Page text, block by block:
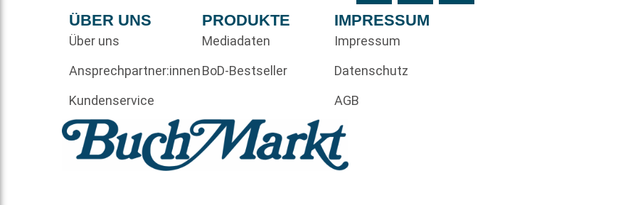
ÜBER UNS
Über uns
Ansprechpartner:innen
Kundenservice
PRODUKTE
Mediadaten
BoD-Bestseller
IMPRESSUM
Impressum
Datenschutz
AGB